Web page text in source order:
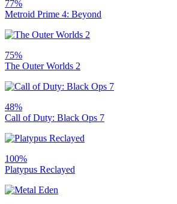
77%
Metroid Prime 4: Beyond
75%
The Outer Worlds 2
48%
Call of Duty: Black Ops 7
100%
Platypus Reclayed